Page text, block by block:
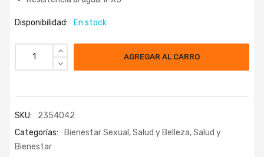
Disponibilidad: En stock
AGREGAR AL CARRO
SKU:
2354042
Categorías:
Bienestar Sexual ,Salud y Belleza,Salud y
Bienestar